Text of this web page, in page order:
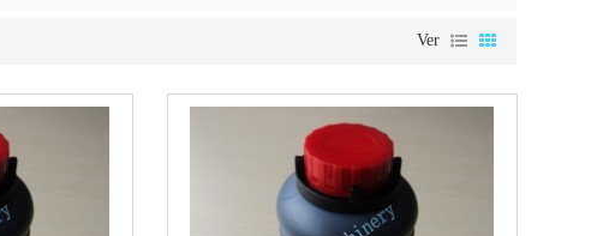
Ver